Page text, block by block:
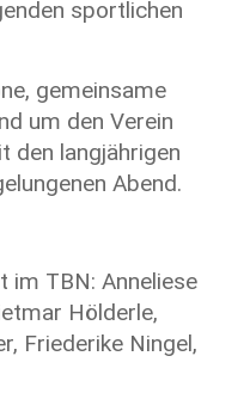
sportlichen
gemeinsame
um den Verein
den langjährigen
Abend.
TBN: Anneliese
Hölderle,
Friederike Ningel,